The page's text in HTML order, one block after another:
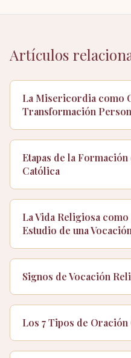
Artículos
La Misericordia como
Transformación
Etapas de la
Católica
La Vida Religiosa
Estudio de una
Signos de Vocación
Los 7 Tipos de